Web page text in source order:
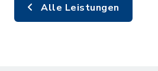
Alle Leistungen